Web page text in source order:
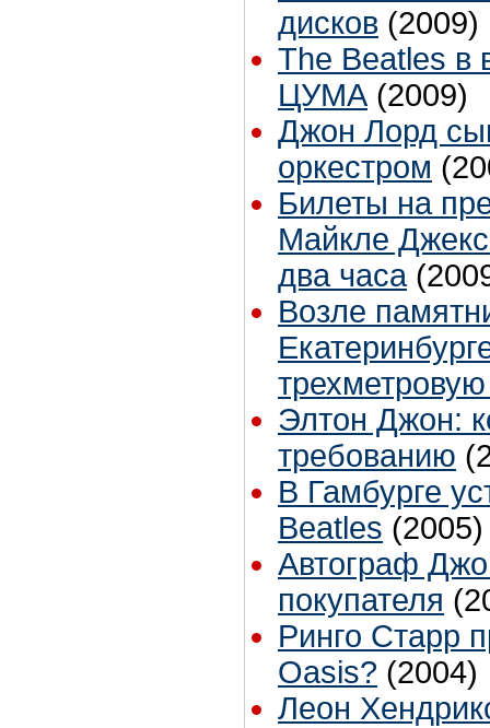
дисков (2009)
The Beatles в
ЦУМА (2009)
Джон Лорд
оркестром
Билеты на
Майкле
два часа
Возле
Элтон Джон:
требованию
В Гамбурге
Beatles (2005)
Автограф
покупателя
Ринго Старр
Oasis? (2004)
Леон